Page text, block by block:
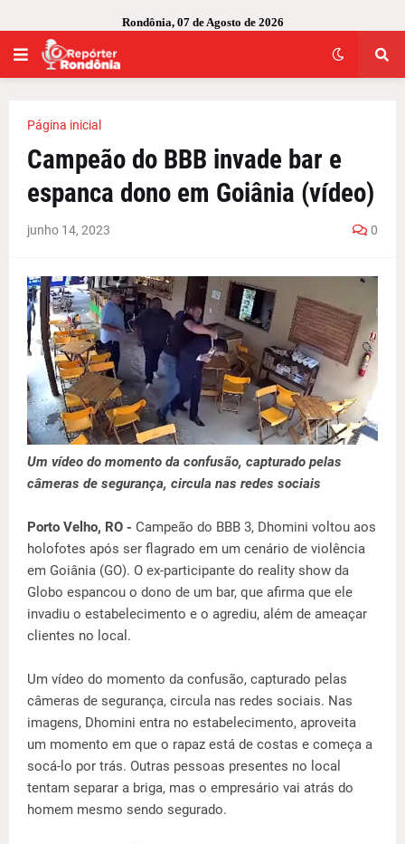
Rondônia, 07 de Agosto de 2026
Página inicial
Campeão do BBB invade bar e
espanca dono em Goiânia (vídeo)
junho 14, 2023 0
Um vídeo do momento da confusão, capturado pelas
câmeras de segurança, circula nas redes sociais
Porto Velho, RO - Campeão do BBB 3, Dhomini voltou aos
holofotes após ser flagrado em um cenário de violência
em Goiânia (GO). O ex-participante do reality show da
Globo espancou o dono de um bar, que afirma que ele
invadiu o estabelecimento e o agrediu, além de ameaçar
clientes no local.
Um vídeo do momento da confusão, capturado pelas
câmeras de segurança, circula nas redes sociais. Nas
imagens, Dhomini entra no estabelecimento, aproveita
um momento em que o rapaz está de costas e começa a
socá-lo por trás. Outras pessoas presentes no local
tentam separar a briga, mas o empresário vai atrás do
homem mesmo sendo segurado.